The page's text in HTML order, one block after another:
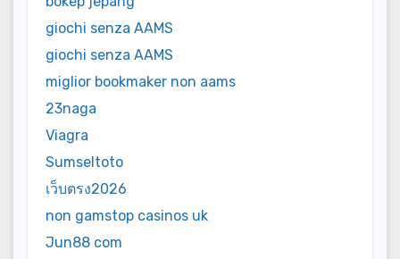
giochi senza AAMS
giochi senza AAMS
miglior bookmaker non aams
23naga
Viagra
Sumseltoto
เว็บตรง2026
non gamstop casinos uk
Jun88 com